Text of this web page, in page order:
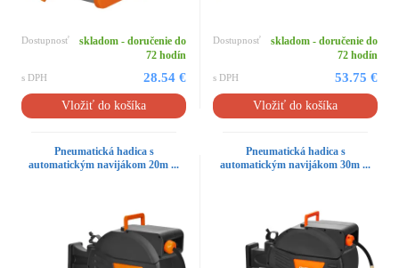
Dostupnosť
skladom - doručenie do
72 hodín
s DPH 28.54 €
Vložiť do košíka
Dostupnosť
skladom - doručenie do
72 hodín
s DPH 53.75 €
Vložiť do košíka
Pneumatická hadica s
automatickým navijákom 20m ...
Pneumatická hadica s
automatickým navijákom 30m ...